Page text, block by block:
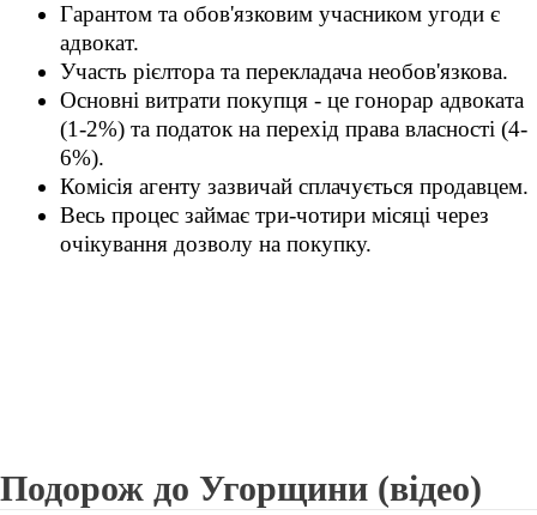
Гарантом та обов'язковим учасником угоди є
адвокат.
Участь рієлтора та перекладача необов'язкова.
Основні витрати покупця - це гонорар адвоката
(1-2%) та податок на перехід права власності (4-
6%).
Комісія агенту зазвичай сплачується продавцем.
Весь процес займає три-чотири місяці через
очікування дозволу на покупку.
Подорож до Угорщини (відео)